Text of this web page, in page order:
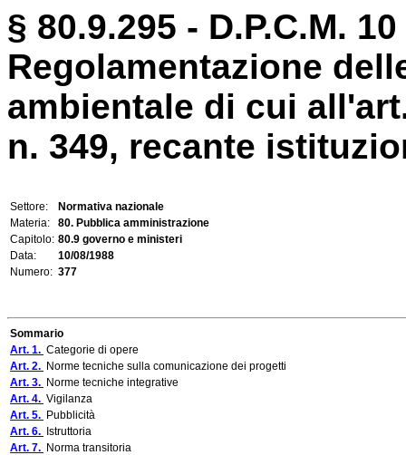
§ 80.9.295 - D.P.C.M.
Regolamentazione
ambientale di cui
n. 349, recante
Settore:
Normativa nazionale
Materia:
80. Pubblica amministrazione
Capitolo: 80.9 governo e ministeri
Data:
10/08/1988
Numero: 377
Sommario
Art. 1. Categorie di opere
Art. 2. Norme tecniche sulla comunicazione dei progetti
Art. 3. Norme tecniche integrative
Art. 4. Vigilanza
Art. 5. Pubblicità
Art. 6.
Istruttoria
Art. 7. Norma transitoria